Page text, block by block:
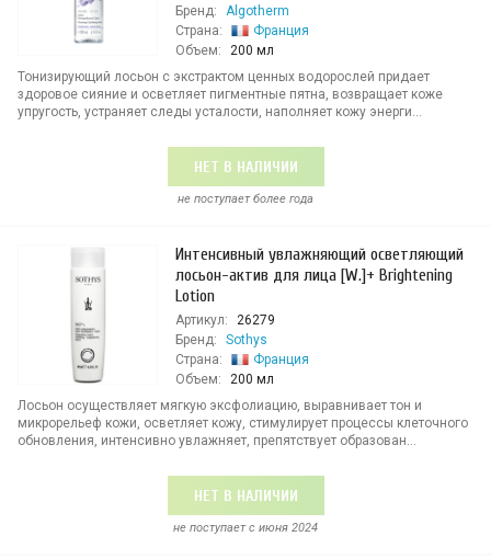
Бренд:
Algotherm
Страна:
Франция
Объем:
200 мл
Тонизирующий лосьон с экстрактом ценных водорослей придает
здоровое сияние и осветляет пигментные пятна, возвращает коже
упругость, устраняет следы усталости, наполняет кожу энерги...
НЕТ В НАЛИЧИИ
не поступает более года
Интенсивный увлажняющий осветляющий
лосьон-актив для лица [W.]+ Brightening
Lotion
Артикул:
26279
Бренд:
Sothys
Страна:
Франция
Объем:
200 мл
Лосьон осуществляет мягкую эксфолиацию, выравнивает тон и
микрорельеф кожи, осветляет кожу, стимулирует процессы клеточного
обновления, интенсивно увлажняет, препятствует образован...
НЕТ В НАЛИЧИИ
не поступает c июня 2024